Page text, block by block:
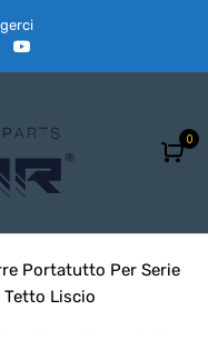
0
Portatutto Per Serie
Tetto Liscio